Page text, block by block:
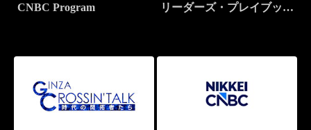
CNBC Program
リーダーズ・プレイブック